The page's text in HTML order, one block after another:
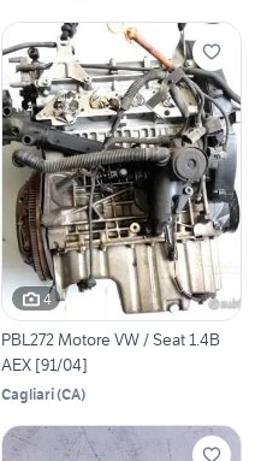
4
PBL272 Motore VW / Seat 1.4B
AEX [91/04]
Cagliari(CA)